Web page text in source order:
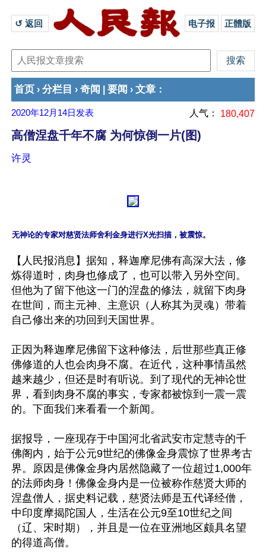
↺ 返回 电子报 正體版
首页 › 分栏目 › 奇闻 要闻 › 文章 ：
2020年12月14日 发表 人气： 180,407
高僧涅盘千年不腐 为何惊倒一片(图)
许灵
【人民报消息】据知，释迦摩尼佛有高深大法，修
炼得道时，肉身也修成了，也可以带入另外空间。
但他为了留下他这一门的涅盘的修法，就留下肉身
在世间，而主元神、主意识（人称其为灵魂）带着
自己修出来的功回到天国世界。
正因为释迦摩尼佛留下这种修法，后世那些真正修
佛修道的人也会肉身不腐。在近代，这种事情虽然
越来越少，但还是时有听说。到了现代的无神论世
界，看到肉身不腐的事实，专家都被惊到一震一震
的。下面我们来看看一个新闻。
据报导，一座现存于中国河北省武安市定慧寺的千
佛阁内，始于公元9世纪的佛像金身震惊了世界考古
界。原因是佛像金身内居然隐藏了一位超过1,000年
的法师肉身！佛像金身内是一位被称作慈贤大师的
涅盘僧人，据史料记载，慈贤法师是五代译经僧，
中印度摩揭陀国人，生活在公元9至10世纪之间
（辽、宋时期），并且是一位在亚洲地区颇具名望
的得道高僧。